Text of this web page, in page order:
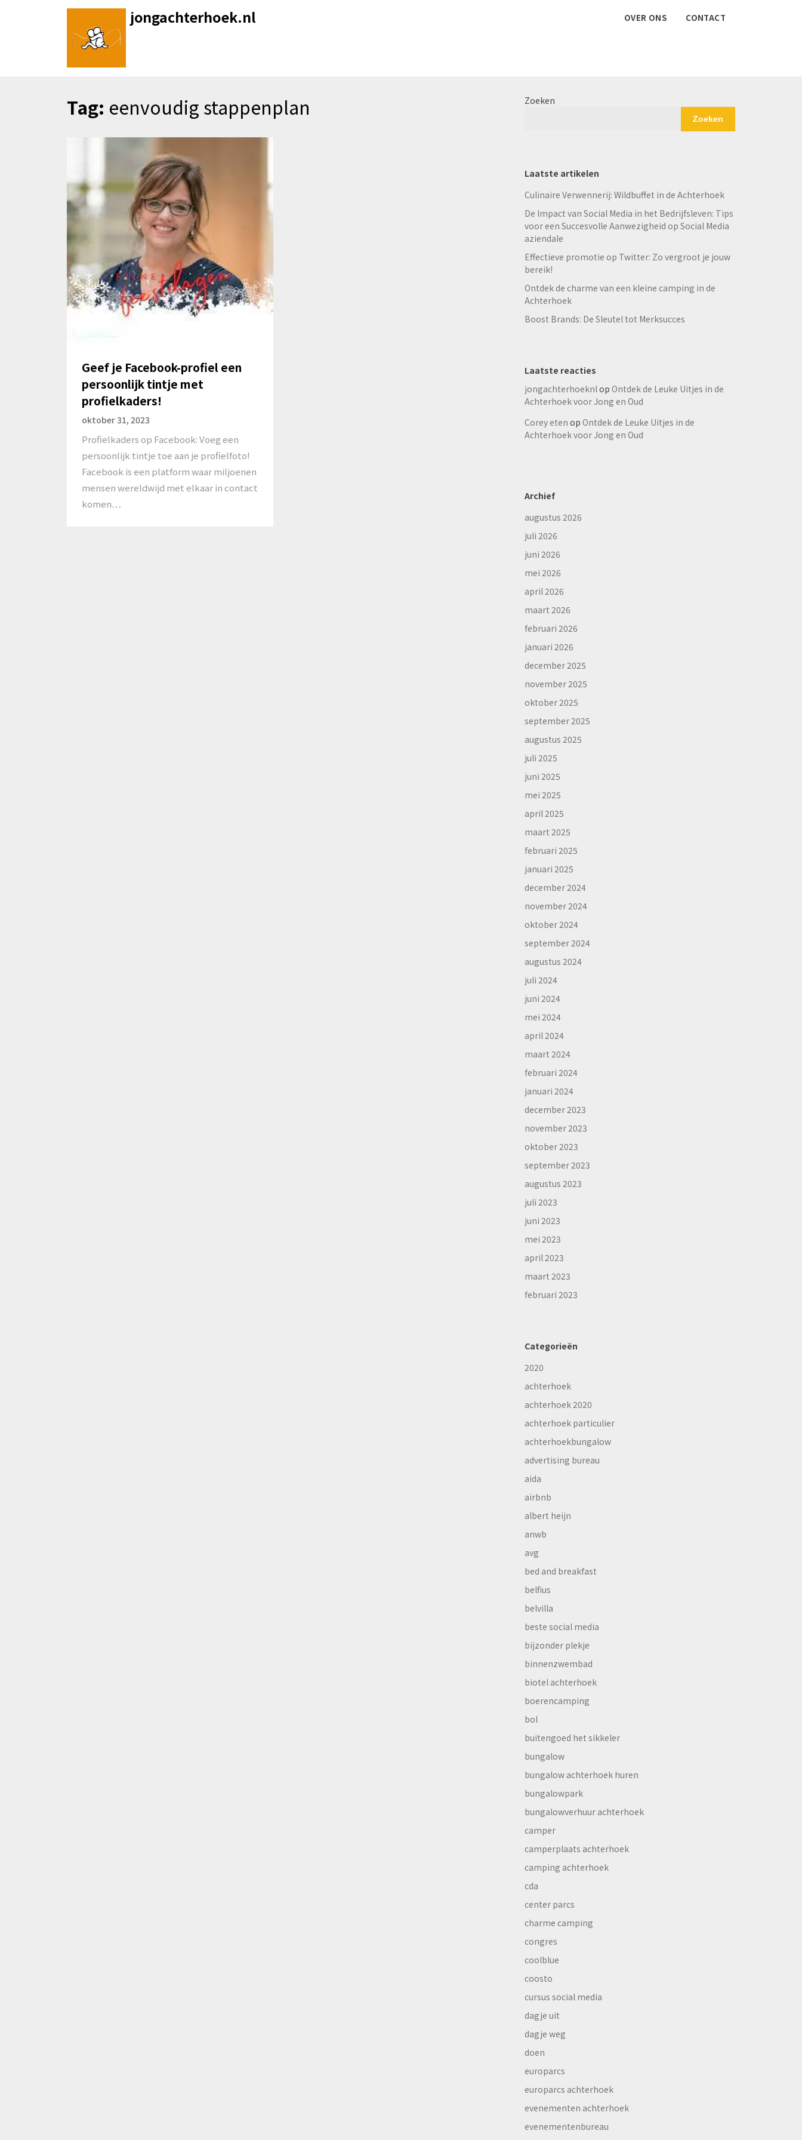
jongachterhoek.nl OVER ONS CONTACT
Tag: eenvoudig stappenplan
Geef je Facebook-profiel een
persoonlijk tintje met
profielkaders!
oktober 31, 2023
Profielkaders op Facebook: Voeg een
persoonlijk tintje toe aan je profielfoto!
Facebook is een platform waar miljoenen
mensen wereldwijd met elkaar in contact
komen…
Zoeken
Zoeken
Laatste artikelen
Culinaire Verwennerij: Wildbuffet in de Achterhoek
De Impact van Social Media in het Bedrijfsleven: Tips
voor een Succesvolle Aanwezigheid op Social Media
aziendale
Effectieve promotie op Twitter: Zo vergroot je jouw
bereik!
Ontdek de charme van een kleine camping in de
Achterhoek
Boost Brands: De Sleutel tot Merksucces
Laatste reacties
jongachterhoeknlop Ontdek de Leuke Uitjes in de
Achterhoek voor Jong en Oud
Corey eten op Ontdek de Leuke Uitjes in de
Achterhoek voor Jong en Oud
Archief
augustus 2026
juli 2026
juni 2026
mei 2026
april 2026
maart 2026
februari 2026
januari 2026
december 2025
november 2025
oktober 2025
september 2025
augustus 2025
juli 2025
juni 2025
mei 2025
april 2025
maart 2025
februari 2025
januari 2025
december 2024
november 2024
oktober 2024
september 2024
augustus 2024
juli 2024
juni 2024
mei 2024
april 2024
maart 2024
februari 2024
januari 2024
december 2023
november 2023
oktober 2023
september 2023
augustus 2023
juli 2023
juni 2023
mei 2023
april 2023
maart 2023
februari 2023
Categorieën
2020
achterhoek
achterhoek 2020
achterhoek particulier
achterhoekbungalow
advertising bureau
aida
airbnb
albert heijn
anwb
avg
bed and breakfast
belfius
belvilla
beste social media
bijzonder plekje
binnenzwembad
biotel achterhoek
boerencamping
bol
buitengoed het sikkeler
bungalow
bungalow achterhoek huren
bungalowpark
bungalowverhuur achterhoek
camper
camperplaats achterhoek
camping achterhoek
cda
center parcs
charme camping
congres
coolblue
coosto
cursus social media
dagje uit
dagje weg
doen
europarcs
europarcs achterhoek
evenementen achterhoek
evenementenbureau